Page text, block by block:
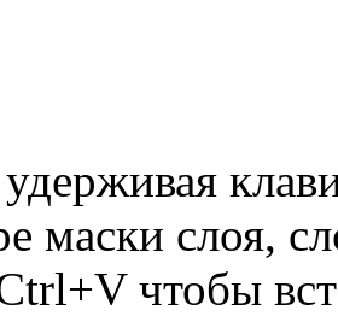
маски слоя,
чтобы